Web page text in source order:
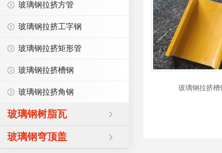
玻璃钢拉挤方管
玻璃钢拉挤工字钢
玻璃钢拉挤矩形管
玻璃钢拉挤槽钢
玻璃钢拉挤角钢
玻璃钢树脂瓦
玻璃钢穹顶盖
玻璃钢拉挤槽